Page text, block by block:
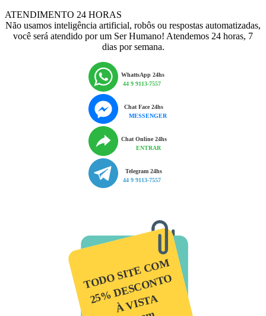
ATENDIMENTO 24 HORAS
Não usamos inteligência artificial, robôs ou respostas automatizadas,
você será atendido por um Ser Humano! Atendemos 24 horas, 7
dias por semana.
WhattsApp 24hs
44 9 9113-7557
Chat Face 24hs
MESSENGER
Chat Online 24hs
ENTRAR
Telegram 24hs
44 9 9113-7557
TODO SITE COM
25% DESCONTO
À VISTA